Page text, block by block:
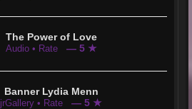
The Power of Love
Audio • Rate — 5 ★
Banner Lydia Menn
jrGallery • Rate — 5 ★